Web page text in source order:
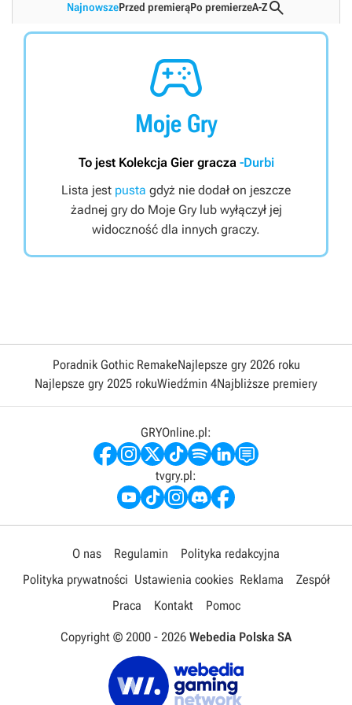
NajnowszePrzed premierąPo premierzeA-Z

Moje Gry
To jest Kolekcja Gier gracza -Durbi
Lista jest pusta gdyż nie dodał on jeszcze
żadnej gry do Moje Gry lub wyłączył jej
widoczność dla innych graczy.
Poradnik Gothic RemakeNajlepsze gry 2026 roku
Najlepsze gry 2025 rokuWiedźmin 4Najbliższe premiery
GRYOnline.pl:
tvgry.pl:
O nas Regulamin
Polityka redakcyjna
Polityka prywatności Ustawienia cookies Reklama
Zespół
Praca
Kontakt Pomoc
Copyright © 2000 - 2026 Webedia Polska SA